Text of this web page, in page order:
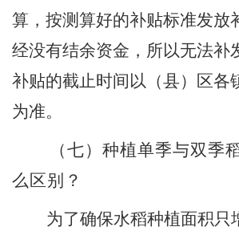
算，按测算好的补贴标准发放
经没有结余资金，所以无法补
补贴的截止时间以 （县）
区各
为准。
（七） 种植单季与双季
么区别？
为了确保水稻种植面积只